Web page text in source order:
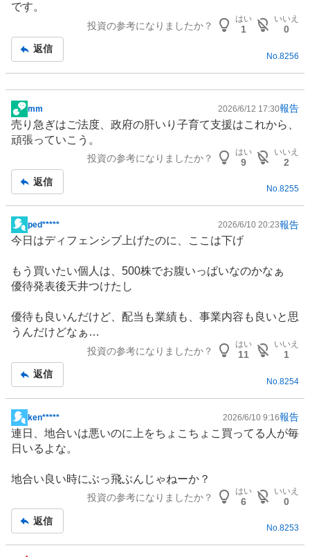
板
です。
投資の参考になりましたか？
はい
1
いいえ
0
返信
No. 8256
掲
示
板
mm 2026/6/12 17:30報告
売り急ぎはご法度、政府の肝いり 子育て支援はこれから、
頑張っていこう。
投資の参考になりましたか？
はい
9
いいえ
2
返信
No.8255
掲
示
記
事
ped***** 2026/6/10 20:23報告
今日はディフェンシブ 上げたのに、ここは下げ
もう買いたい個人は、500株でお腹いっぱいなのかなぁ
優待発表後天井つけたし
優待も良いんだけど、配当も業績も、事業内容も良いと思
うんだけどなぁ…
投資の参考になりましたか？
はい
11
いいえ
1
返信
No. 8254
掲
示
板
事
ken***** 2026/6/10 9:16報告
連日、地合いは悪いのに上をちょこちょこ買ってる人が毎
日いるよな。
地合い良い時にぶっ飛ぶんじゃねーか？
投資の参考になりましたか？
はい
6
いいえ
0
返信
No.8253